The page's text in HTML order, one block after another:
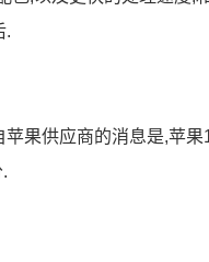
.
果供应商的消息是,苹